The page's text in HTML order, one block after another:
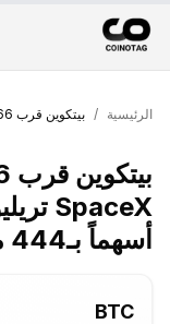
الرئيسية /
أسهماً بـ444 مليوناً وتقفز Zhipu 33%
BTC